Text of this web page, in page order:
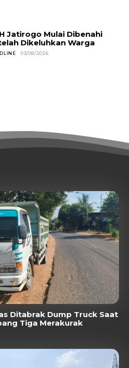
Jatirogo Mulai Dibenahi
Dikeluhkan Warga
03/08/2026
Ditabrak Dump Truck Saat
Tiga Merakurak